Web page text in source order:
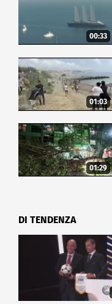
00:33
01:03
01:29
DI TENDENZA